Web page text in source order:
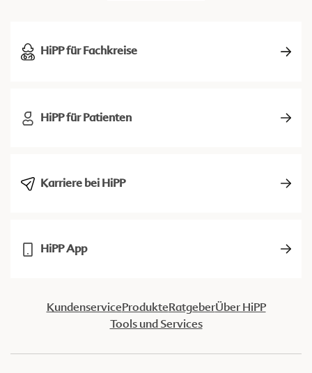
HiPP für Fachkreise
HiPP für Patienten
Karriere bei HiPP
HiPP App
KundenserviceProdukteRatgeberÜber HiPP
Tools und Services